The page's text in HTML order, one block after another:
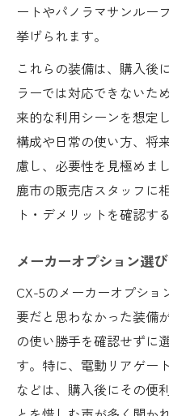
ートやパノラマサンルー
挙げられます。
これらの装備は、購入後
ラーでは対応できないた
来的な利用シーンを想定
構成や日常の使い方、将
慮し、必要性を見極めま
鹿市の販売店スタッフに
ト・デメリットを確認す
メーカーオプション選
CX-5のメーカーオプシ
要だと思わなかった装備
の使い勝手を確認せずに
す。特に、電動リアゲー
などは、購入後にその便